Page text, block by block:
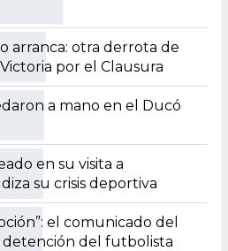
arranca: otra derrota de
por el Clausura
a mano en el Ducó
en su visita a
su crisis deportiva
el comunicado del
detención del futbolista